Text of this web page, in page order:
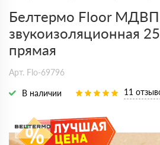
Белтермо Floor МДВП
звукоизоляционная
прямая
Арт. Flo-69796
В наличии 11